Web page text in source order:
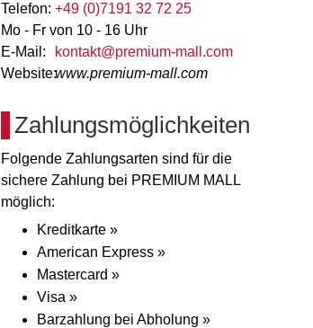
Telefon: +49 (0)7191 32 72 25
Mo - Fr von 10 - 16 Uhr
E-Mail:
kontakt@premium-mall.com
Website:www.premium-mall.com
Zahlungsmöglichkeiten
Folgende Zahlungsarten sind für die
sichere Zahlung bei PREMIUM MALL
möglich:
Kreditkarte »
American Express »
Mastercard »
Visa »
Barzahlung bei Abholung »